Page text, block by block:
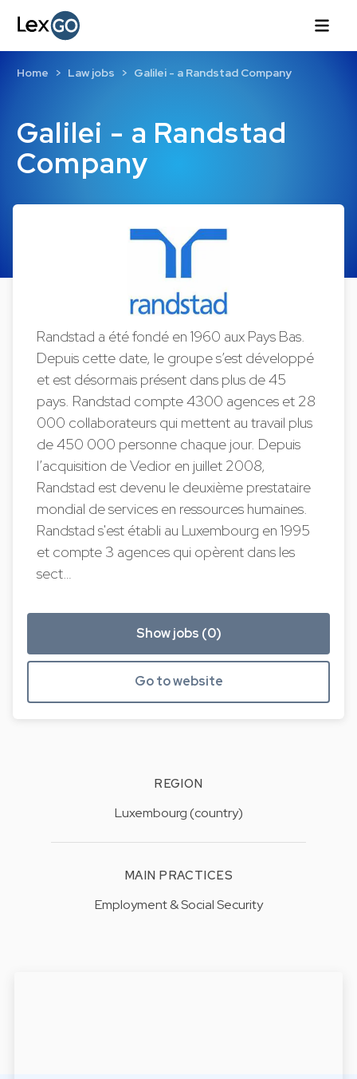
Galilei - a Randstad
Company
Home Law jobs Galilei - a Randstad Company
Randstad a été fondé en 1960 aux Pays Bas.
Depuis cette date, le groupe s’est développé
et est désormais présent dans plus de 45
pays. Randstad compte 4300 agences et 28
000 collaborateurs qui mettent au travail plus
de 450 000 personne chaque jour. Depuis
l’acquisition de Vedior en juillet 2008,
Randstad est devenu le deuxième prestataire
mondial de services en ressources humaines.
Randstad s'est établi au Luxembourg en 1995
et compte 3 agences qui opèrent dans les
sect…
Show jobs (0)
Go to website
REGION
Luxembourg (country)
MAIN PRACTICES
Employment & Social Security